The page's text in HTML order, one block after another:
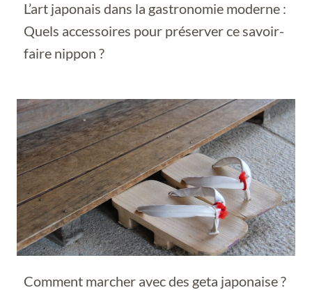
L’art japonais dans la gastronomie moderne :
Quels accessoires pour préserver ce savoir-
faire nippon ?
Comment marcher avec des geta japonaise ?